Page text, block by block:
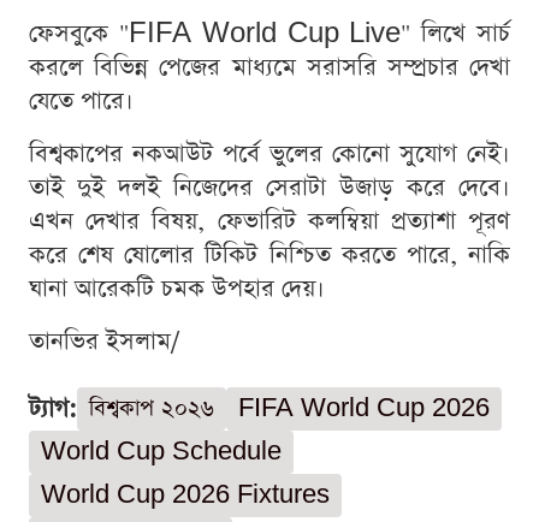
ফেসবুকে "FIFA World Cup Live" লিখে সার্চ
করলে বিভিন্ন পেজের মাধ্যমে সরাসরি সম্প্রচার দেখা
যেতে পারে।
বিশ্বকাপের নকআউট পর্বে ভুলের কোনো সুযোগ নেই।
তাই দুই দলই নিজেদের সেরাটা উজাড় করে দেবে।
এখন দেখার বিষয়, ফেভারিট কলম্বিয়া প্রত্যাশা পূরণ
করে শেষ ষোলোর টিকিট নিশ্চিত করতে পারে, নাকি
ঘানা আরেকটি চমক উপহার দেয়।
তানভির ইসলাম/
ট্যাগ: বিশ্বকাপ ২০২৬
FIFA World Cup 2026
World Cup Schedule
World Cup 2026 Fixtures